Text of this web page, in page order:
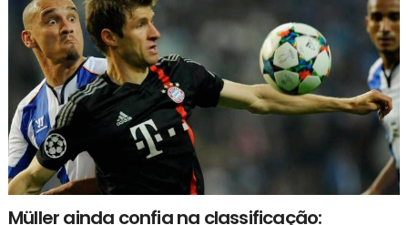
Müller ainda confia na classificação: